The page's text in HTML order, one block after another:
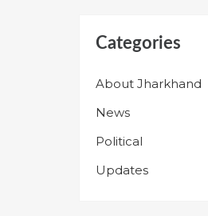
Categories
About Jharkhand
News
Political
Updates